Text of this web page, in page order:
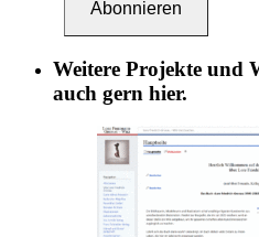
Abonnieren
Weitere Projekte und
auch gern hier.